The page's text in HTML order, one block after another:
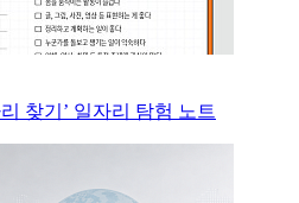
찾기’ 일자리 탐험 노트